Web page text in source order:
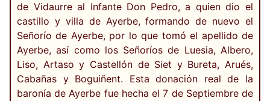
de Vidaurre al Infante Don Pedro, a quien dio el
castillo y villa de Ayerbe, formando de nuevo el
Señorío de Ayerbe, por lo que tomó el apellido de
Ayerbe, así como los Señoríos de Luesia, Albero,
Liso, Artaso y Castellón de Siet y Bureta, Arués,
Cabañas y Boguiñent. Esta donación real de la
baronía de Ayerbe fue hecha el 7 de Septiembre de